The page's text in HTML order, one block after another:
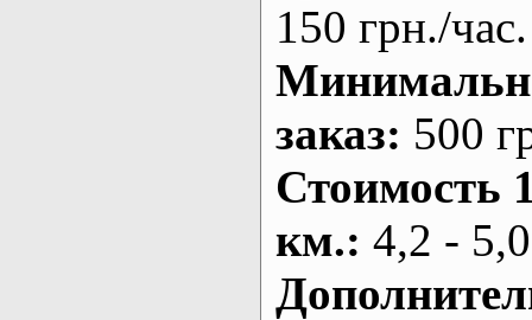
150 грн./час.
заказ: 500
Стоимость
км.: 4,2 -